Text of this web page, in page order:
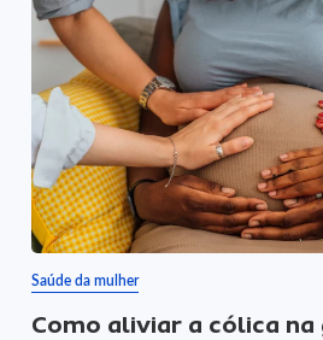
Saúde da mulher
Como aliviar a cólica na